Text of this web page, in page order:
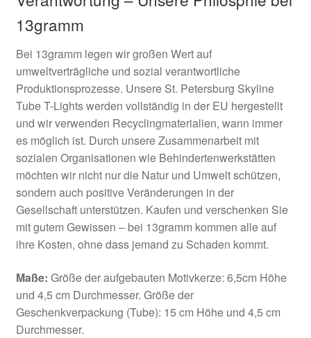
13gramm
Bei 13gramm legen wir großen Wert auf
umweltverträgliche und sozial verantwortliche
Produktionsprozesse. Unsere St. Petersburg Skyline
Tube T-Lights werden vollständig in der EU hergestellt
und wir verwenden Recyclingmaterialien, wann immer
es möglich ist. Durch unsere Zusammenarbeit mit
sozialen Organisationen wie Behindertenwerkstätten
möchten wir nicht nur die Natur und Umwelt schützen,
sondern auch positive Veränderungen in der
Gesellschaft unterstützen. Kaufen und verschenken Sie
mit gutem Gewissen – bei 13gramm kommen alle auf
ihre Kosten, ohne dass jemand zu Schaden kommt.
Maße: Größe der aufgebauten Motivkerze: 6,5cm Höhe
und 4,5 cm Durchmesser. Größe der
Geschenkverpackung (Tube): 15 cm Höhe und 4,5 cm
Durchmesser.